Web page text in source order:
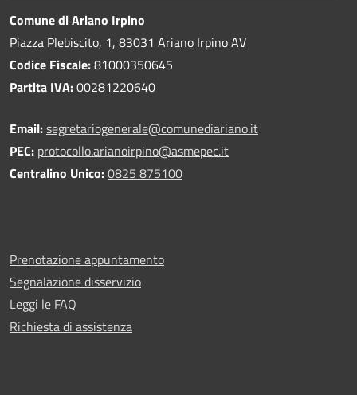
Comune di Ariano Irpino
Piazza Plebiscito, 1, 83031 Ariano Irpino AV
Codice Fiscale:81000350645
Partita IVA:00281220640
Email:segretariogenerale@comunediariano.it
PEC: protocollo.arianoirpino@asmepec.it
Centralino Unico:0825 875100
Prenotazione appuntamento
Segnalazione disservizio
Leggi le FAQ
Richiesta di assistenza